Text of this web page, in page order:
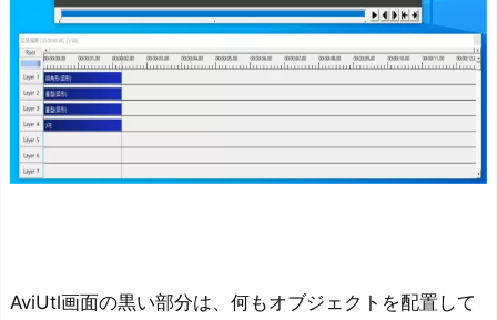
AviUtl画面の黒い部分は、何もオブジェクトを配置して